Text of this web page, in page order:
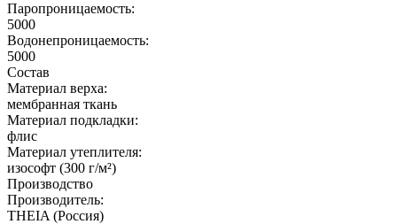
Паропроницаемость:
5000
Водонепроницаемость:
5000
Состав
Материал верха:
мембранная ткань
Материал подкладки:
флис
Материал утеплителя:
изософт (300 г/м²)
Производство
Производитель:
THEIA (Россия)